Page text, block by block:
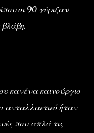
οι 90 γύριζαν
βλάβη.
κανένα καινούργιο
ανταλλακτικό ήταν
που απλά τις